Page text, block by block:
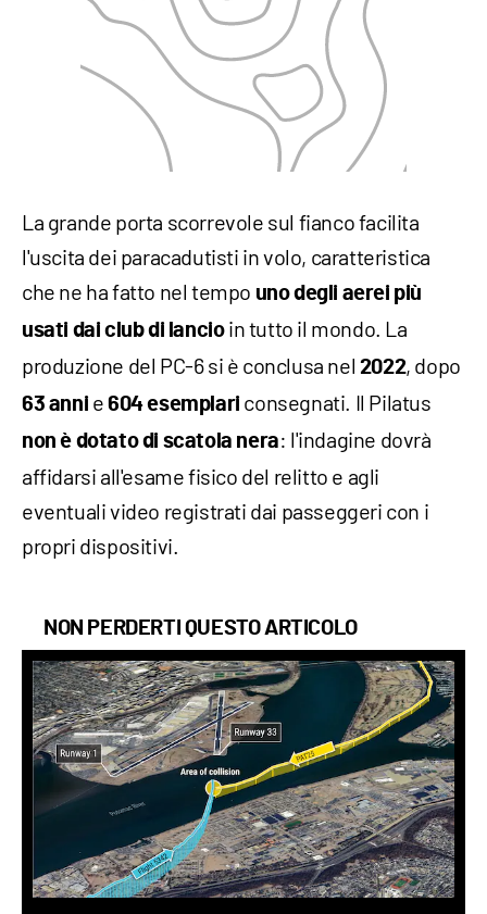
La grande porta scorrevole sul fianco facilita
l'uscita dei paracadutisti in volo, caratteristica
che ne ha fatto nel tempo uno degli aerei più
usati dai club di lancio in tutto il mondo. La
produzione del PC-6 si è conclusa nel 2022, dopo
63 anni e604 esemplari consegnati. Il Pilatus
non è dotato di scatola nera: l'indagine dovrà
affidarsi all'esame fisico del relitto e agli
eventuali video registrati dai passeggeri con i
propri dispositivi.
NON PERDERTI QUESTO ARTICOLO